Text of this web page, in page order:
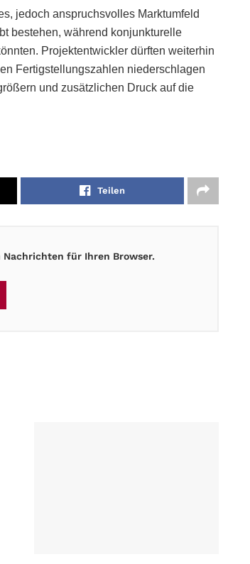
jedoch anspruchsvolles Marktumfeld
bestehen, während konjunkturelle
Projektentwickler dürften weiterhin
Fertigstellungszahlen niederschlagen
und zusätzlichen Druck auf die
Teilen
Nachrichten für Ihren Browser.